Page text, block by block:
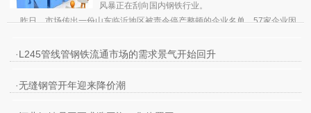
风暴正在刮向国内钢铁行业。
昨日，市场传出一份山东临沂地区被责令停产整顿的企业名单，57家企业因
值得一提的是，在被勒令停产整改的企业中，钢铁行业成为重灾区。其中，包
括临沂江鑫钢铁有限公司、临沂三德特钢有限公司、临沂宇光钢铁有限公司、山
威集团有限公司等钢厂都被要求停产。
业一律要紧急关停，无论环保是否达标，同时还涉及铁合金、焦化、化工、水泥
等企业。
与临沂市市长此前被环保部约谈有较大关系。因一些企业违法排污的行为屡禁不
·L245管线管钢铁流通市场的需求景气开始回升
·无缝钢管开年迎来降价潮